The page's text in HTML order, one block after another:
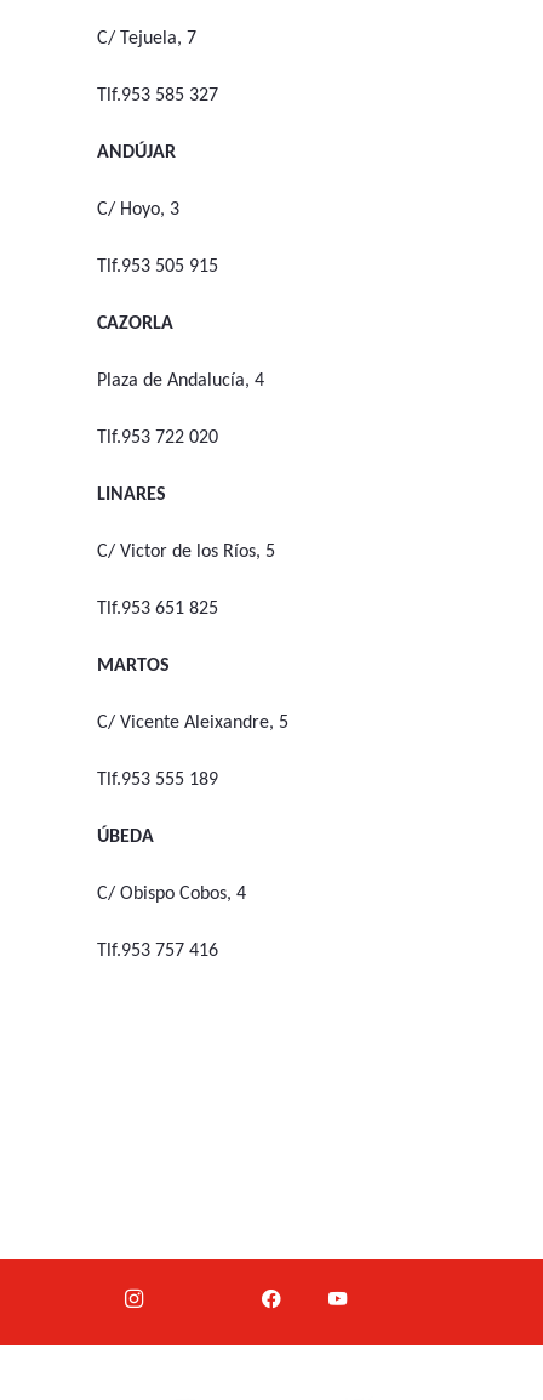
C/ Tejuela, 7
Tlf.953 585 327
ANDÚJAR
C/ Hoyo, 3
Tlf.953 505 915
CAZORLA
Plaza de Andalucía, 4
Tlf.953 722 020
LINARES
C/ Victor de los Ríos, 5
Tlf.953 651 825
MARTOS
C/ Vicente Aleixandre, 5
Tlf.953 555 189
ÚBEDA
C/ Obispo Cobos, 4
Tlf.953 757 416